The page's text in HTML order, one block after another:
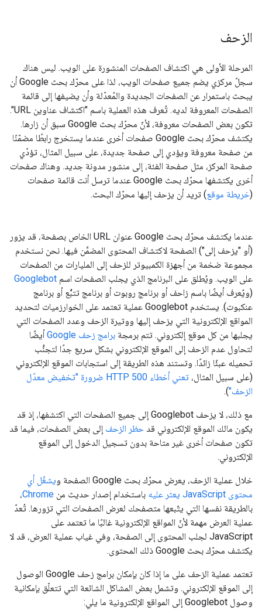
الزحف
المرحلة الأولى هي اكتشاف الصفحات المنشورة على الويب. ليس هناك
سجلّ مركزي يضم جميع صفحات الويب، لذا على محرّك بحث Google أن
يبحث باستمرار عن الصفحات الجديدة والمُعدّلة وأن يضيفها إلى قائمة
الصفحات المعروفة لديه. تُعرف هذه العملية باسم "اكتشاف عناوين URL".
تكون بعض الصفحات معروفة، لأنّ محرّك بحث Google سبق أن زارها.
يكتشف محرّك بحث Google صفحات أخرى عندما يستخرج رابطًا مضمّنًا
من صفحة معروفة ويؤدي إلى صفحة جديدة، على سبيل المثال، تؤدّي
صفحة المركز، مثل صفحة الفئة، إلى منشور مدونة جديد. وهناك صفحات
أخرى يكتشفها محرّك بحث Google عندما ترسل أنت قائمة صفحات
(خريطة موقع) تريد أن يزحف إليها محرّك البحث.
عندما يكتشف محرّك بحث Google عنوان URL الخاص بصفحة، قد يزور
(أو "يزحف إلى") الصفحة لاكتشاف المحتوى المضمَّن فيها. نحن نستخدم
مجموعة ضخمة من أجهزة الكمبيوتر للزحف إلى المليارات من الصفحات
على الويب. ويُطلق على البرنامج الذي يجلب الصفحات اسم Googlebot
(ويُعرف أيضًا باسم زاحف أو برنامج روبوت أو برنامج تتبُّع أو برنامج
عنكبوت). يستخدم Googlebot عملية تعتمد على الخوارزميات لتحديد
المواقع الإلكترونية التي يزحف إليها ووتيرة الزحف وعدد الصفحات التي
يجلبها من كل موقع إلكتروني. تتم برمجة برامج زحف Google
أيضًا
لتحاول عدم الزحف إلى الموقع الإلكتروني بشكل سريع جدًا لتجنُّب
تحميله عبئًا زائدًا. وتستند هذه الطريقة إلى استجابات الموقع الإلكتروني
(على سبيل المثال،
تعني أخطاء HTTP 500 ضرورة "تخفيض معدّل
الزحف").
مع ذلك، لا يزحف Googlebot إلى جميع الصفحات التي اكتشفها، إذ قد
يكون مالك الموقع الإلكتروني قد حظر الزحف إلى بعض الصفحات، فيما قد
تكون صفحات أخرى غير متاحة بدون تسجيل الدخول إلى الموقع
الإلكتروني.
خلال عملية الزحف، يعرض محرّك بحث Google الصفحة و
يشغّل أي
محتوى JavaScript يعثر عليه
باستخدام إصدار حديث من Chrome،
بالطريقة نفسها التي يتّبعها متصفحك لعرض الصفحات التي تزورها. تُعدّ
عملية العرض مهمة لأنّ المواقع الإلكترونية غالبًا ما تعتمد على
JavaScript لجلب المحتوى إلى الصفحة، وفي غياب عملية العرض، قد لا
يكتشف محرّك بحث Google ذلك المحتوى.
تعتمد عملية الزحف على ما إذا كان بإمكان برامج زحف Google الوصول
إلى الموقع الإلكتروني. وتشمل بعض المشاكل الشائعة التي تتعلّق بإمكانية
وصول Googlebot إلى المواقع الإلكترونية ما يلي: